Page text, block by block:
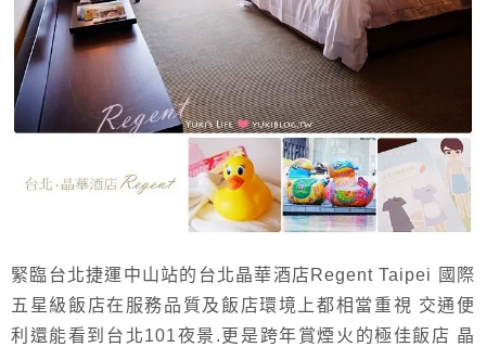
緊臨台北捷運中山站的台北晶華酒店Regent Taipei 國際
五星級飯店在服務品質及飯店環境上都相當重視 交通便
利還能看到台北101夜景.更是跨年賞煙火的極佳飯店 晶